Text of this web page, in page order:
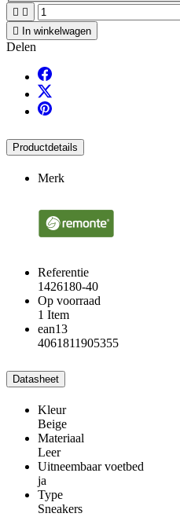
 

In winkelwagen
Delen
Productdetails
Merk
Referentie
1426180-40
Op voorraad
1 Item
ean13
4061811905355
Datasheet
Kleur
Beige
Materiaal
Leer
Uitneembaar voetbed
ja
Type
Sneakers